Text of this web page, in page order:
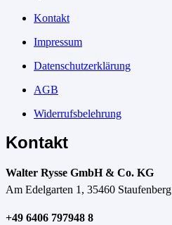
Kontakt
Impressum
Datenschutzerklärung
AGB
Widerrufsbelehrung
Kontakt
Walter Rysse GmbH & Co. KG
Am Edelgarten 1, 35460 Staufenberg
+49 6406 797948 8